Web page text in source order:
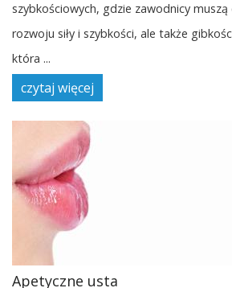
szybkościowych, gdzie zawodnicy
rozwoju siły i szybkości, ale także
która ...
czytaj więcej
Apetyczne usta